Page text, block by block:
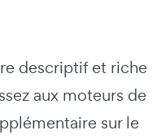
descriptif et riche
aux moteurs de
sur le